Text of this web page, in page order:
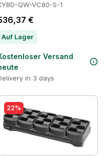
QW-VC80-S-1
€
Auf Lager
Versand
in 3 days
22%